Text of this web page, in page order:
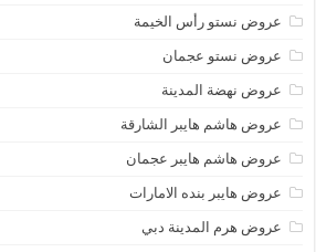
عروض نستو رأس الخيمة
عروض نستو عجمان
عروض نهضة المدينة
عروض هاشم هايبر الشارقة
عروض هاشم هايبر عجمان
عروض هايبر بنده الامارات
عروض هرم المدينة دبي